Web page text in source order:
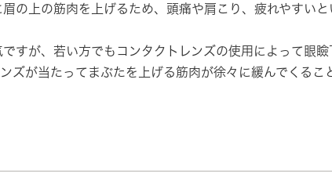
の上の筋肉を上げるため、頭痛や肩こり、疲れやすいと
すが、若い方でもコンタクトレンズの使用によって眼瞼
ズが当たってまぶたを上げる筋肉が徐々に緩んでくるこ